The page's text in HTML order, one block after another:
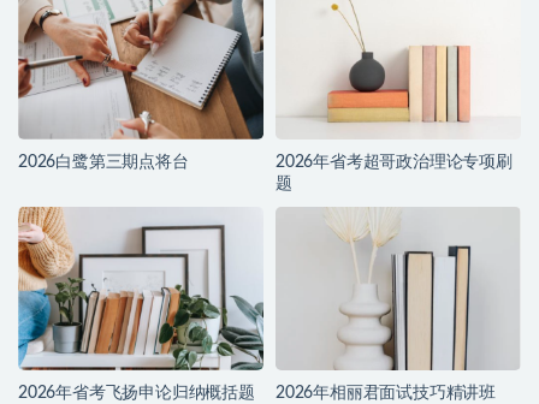
2026白鹭第三期点将台
2026年省考超哥政治理论专项刷
题
2026年省考飞扬申论归纳概括题
2026年相丽君面试技巧精讲班